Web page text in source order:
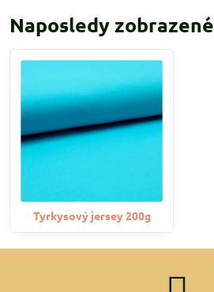
Naposledy zobrazené
Tyrkysový jersey 200g